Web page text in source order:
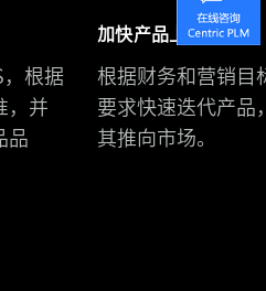
，根据
，并
品
加快产品上市时间
根据财务和营销目
要求快速迭代产品
其推向市场。
Urban
Revivo
中
携
手
Centric